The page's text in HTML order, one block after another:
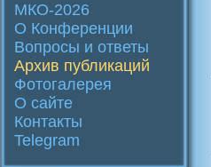
МКО-2026
О Конференции
Вопросы и ответы
Архив публикаций
Фотогалерея
О сайте
Контакты
Telegram